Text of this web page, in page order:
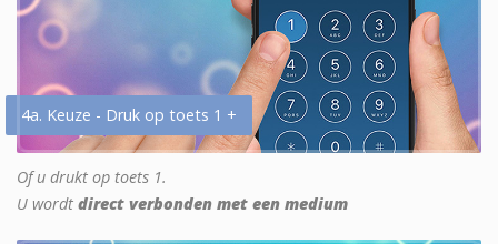
4a. Keuze - Druk op toets 1 +
Of u drukt op toets 1.
U wordt direct verbonden met een medium